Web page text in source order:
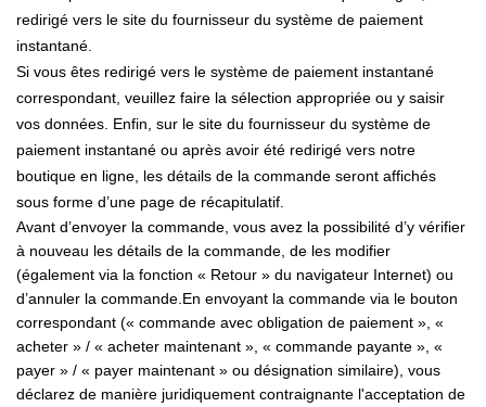
redirigé vers le site du fournisseur du système de paiement
instantané.
Si vous êtes redirigé vers le système de paiement instantané
correspondant, veuillez faire la sélection appropriée ou y saisir
vos données. Enfin, sur le site du fournisseur du système de
paiement instantané ou après avoir été redirigé vers notre
boutique en ligne, les détails de la commande seront affichés
sous forme d’une page de récapitulatif.
Avant d’envoyer la commande, vous avez la possibilité d’y vérifier
à nouveau les détails de la commande, de les modifier
(également via la fonction « Retour » du navigateur Internet) ou
d’annuler la commande.En envoyant la commande via le bouton
correspondant (« commande avec obligation de paiement », «
acheter » / « acheter maintenant », « commande payante », «
payer » / « payer maintenant » ou désignation similaire), vous
déclarez de manière juridiquement contraignante l'acceptation de